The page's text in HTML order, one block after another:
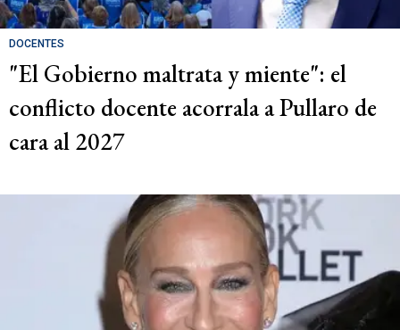
DOCENTES
"El Gobierno maltrata y miente": el
conflicto docente acorrala a Pullaro de
cara al 2027